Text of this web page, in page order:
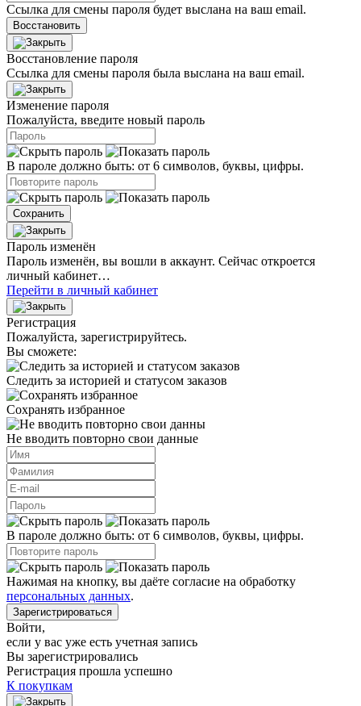
Ссылка для смены пароля будет выслана на ваш email.
Восстановить
Восстановление пароля
Ссылка для смены пароля была выслана на ваш email.
Изменение пароля
Пожалуйста, введите новый пароль
В пароле должно быть: от 6 символов, буквы, цифры.
Сохранить
Пароль изменён
Пароль изменён, вы вошли в аккаунт. Сейчас откроется
личный кабинет…
Перейти в личный кабинет
Регистрация
Пожалуйста, зарегистрируйтесь.
Вы сможете:
Следить за историей и статусом заказов
Сохранять избранное
Не вводить повторно свои данные
В пароле должно быть: от 6 символов, буквы, цифры.
Нажимая на кнопку, вы даёте согласие на обработку
персональных данных.
Зарегистрироваться
Войти,
если у вас уже есть учетная запись
Вы зарегистрировались
Регистрация прошла успешно
К покупкам